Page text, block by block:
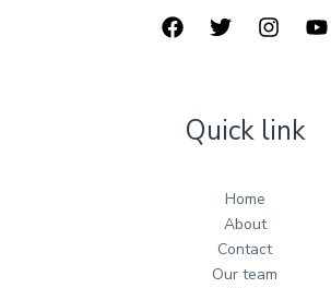
Quick link
Home
About
Contact
Our team